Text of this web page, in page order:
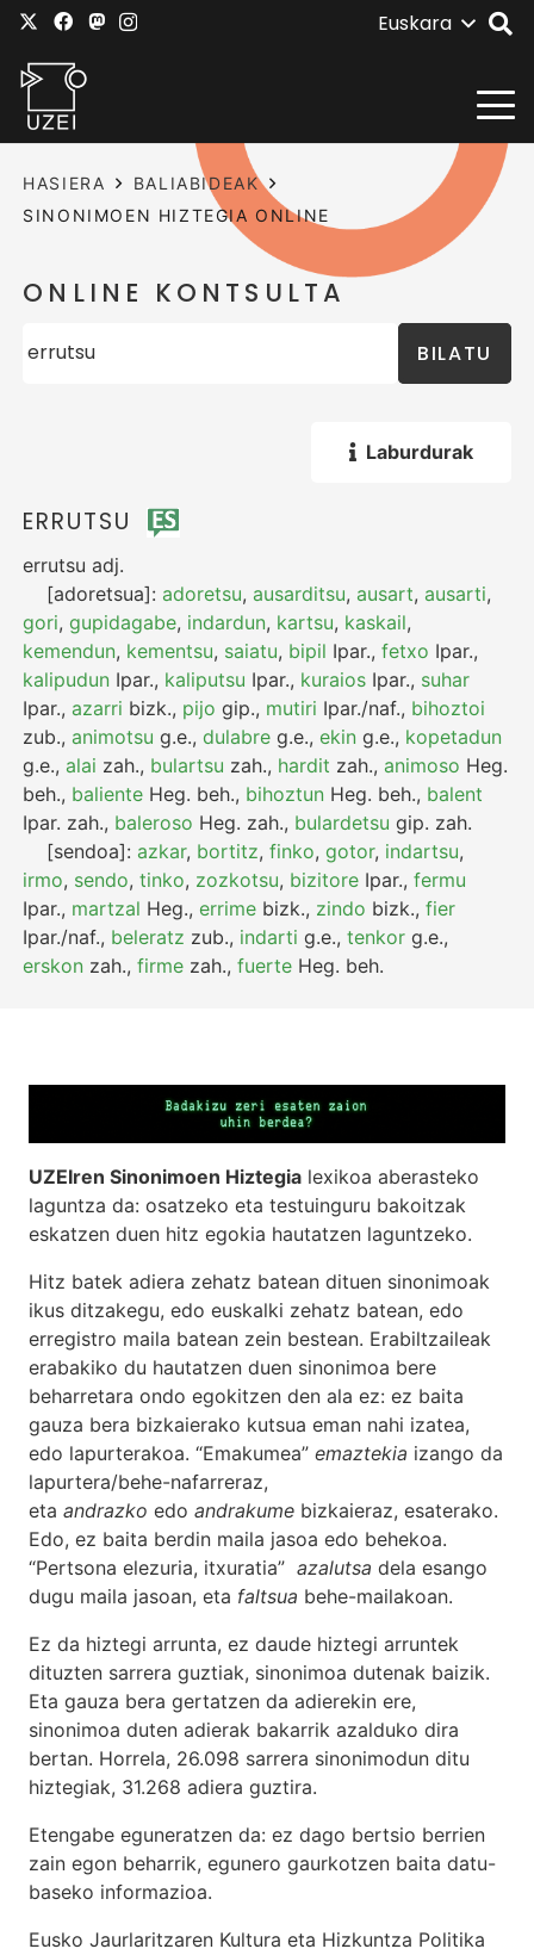
Euskara
HASIERA
BALIABIDEAK
SINONIMOEN HIZTEGIA ONLINE
ONLINE KONTSULTA
BILATU
Laburdurak
ERRUTSU
errutsu adj.
[adoretsua]:adoretsu,ausarditsu,ausart,ausarti,
gori,gupidagabe, indardun, kartsu, kaskail,
kemendun, kementsu, saiatu, bipil Ipar.,fetxo Ipar.,
kalipudun Ipar., kaliputsu Ipar., kuraios Ipar., suhar
Ipar.,azarri bizk., pijo gip., mutiri Ipar./naf., bihoztoi
zub.,animotsu g.e.,dulabre g.e.,ekin g.e., kopetadun
g.e.,alai zah., bulartsu zah., hardit zah.,animoso Heg.
beh., baliente Heg. beh., bihoztun Heg. beh., balent
Ipar. zah., baleroso Heg. zah., bulardetsu gip. zah.
[sendoa]:azkar, bortitz,finko,gotor, indartsu,
irmo, sendo,tinko, zozkotsu, bizitore Ipar.,fermu
Ipar., martzal Heg.,errime bizk., zindo bizk.,fier
Ipar./naf., beleratz zub., indarti g.e.,tenkor g.e.,
erskon zah.,firme zah.,fuerte Heg. beh.
UZEIren Sinonimoen Hiztegia lexikoa aberasteko
laguntza da: osatzeko eta testuinguru bakoitzak
eskatzen duen hitz egokia hautatzen laguntzeko.
Hitz batek adiera zehatz batean dituen sinonimoak
ikus ditzakegu, edo euskalki zehatz batean, edo
erregistro maila batean zein bestean. Erabiltzaileak
erabakiko du hautatzen duen sinonimoa bere
beharretara ondo egokitzen den ala ez: ez baita
gauza bera bizkaierako kutsua eman nahi izatea,
edo lapurterakoa. “Emakumea” emaztekia izango da
lapurtera/behe-nafarreraz,
eta andrazko edo andrakume bizkaieraz, esaterako.
Edo, ez baita berdin maila jasoa edo behekoa.
“Pertsona elezuria, itxuratia” azalutsa dela esango
dugu maila jasoan, eta faltsua behe-mailakoan.
Ez da hiztegi arrunta, ez daude hiztegi arruntek
dituzten sarrera guztiak, sinonimoa dutenak baizik.
Eta gauza bera gertatzen da adierekin ere,
sinonimoa duten adierak bakarrik azalduko dira
bertan. Horrela, 26.098 sarrera sinonimodun ditu
hiztegiak, 31.268 adiera guztira.
Etengabe eguneratzen da: ez dago bertsio berrien
zain egon beharrik, egunero gaurkotzen baita datu-
baseko informazioa.
Eusko Jaurlaritzaren Kultura eta Hizkuntza Politika